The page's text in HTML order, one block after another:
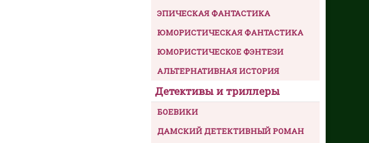
ЭПИЧЕСКАЯ ФАНТАСТИКА
ЮМОРИСТИЧЕСКАЯ ФАНТАСТИКА
ЮМОРИСТИЧЕСКОЕ ФЭНТЕЗИ
АЛЬТЕРНАТИВНАЯ ИСТОРИЯ
Детективы и триллеры
БОЕВИКИ
ДАМСКИЙ ДЕТЕКТИВНЫЙ РОМАН